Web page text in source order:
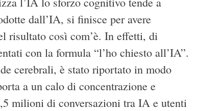
dall’IA, si finisce per avere
risultato così com’è. In effetti, di
con la formula “l’ho chiesto all’IA”.
cerebrali, è stato riportato in modo
a un calo di concentrazione e
milioni di conversazioni tra IA e utenti